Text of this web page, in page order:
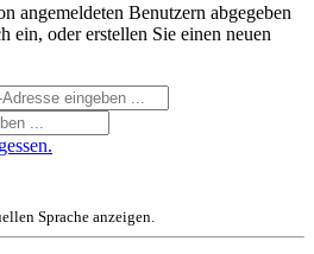
angemeldeten Benutzern abgegeben
ein, oder erstellen Sie einen neuen
Sprache anzeigen.